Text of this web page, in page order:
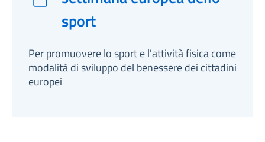
sport
Per promuovere lo sport e l'attività fisica come
modalità di sviluppo del benessere dei cittadini
europei